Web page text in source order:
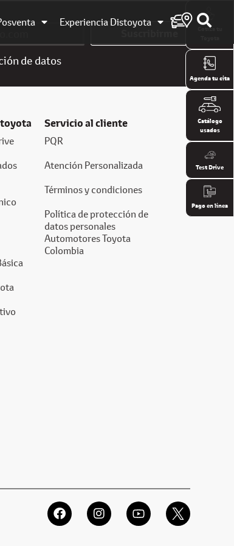
Experiencia Distoyota
de datos
Suscribirme
Servicio al cliente
PQR
Atención Personalizada
Términos y condiciones
Política de protección de
datos personales
Automotores Toyota
Colombia
Cotiza tu
Agenda tu cita
Catálogo
usados
Test Drive
Pago en línea